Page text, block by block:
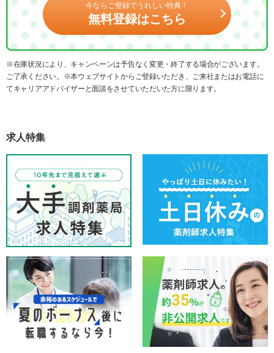
今ならご登録でうれしい特典！
無料登録はこちら
※在庫状況により、キャンペーンは予告なく変更・終了する場合がございます。
ご了承ください。※本ウェブサイトからご登録いただき、ご来社またはお電話に
てキャリアアドバイザーと面談をさせていただいた方に限ります。
求人特集